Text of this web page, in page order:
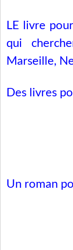
LE livre
qui
Marseille,
Des livres
Un roman